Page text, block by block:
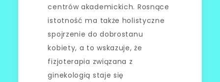
centrów akademickich. Rosnące
istotność ma także holistyczne
spojrzenie do dobrostanu
kobiety, a to wskazuje, że
fizjoterapia związana z
ginekologią staje się